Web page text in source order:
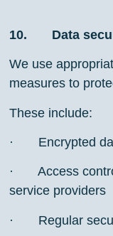
10. Data
We use
measures to
These include:
· Encrypted
· Access
service providers
· Regular